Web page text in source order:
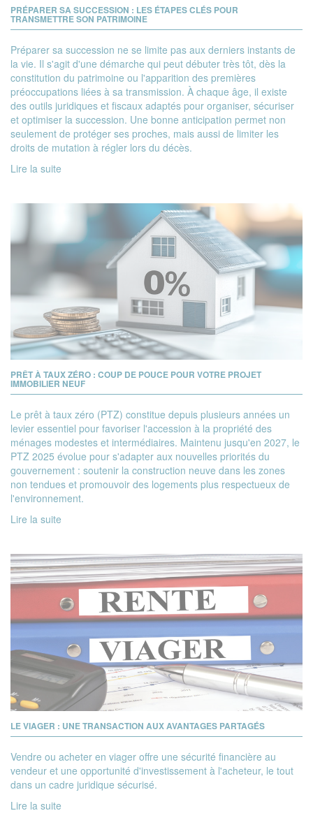
PRÉPARER SA SUCCESSION : LES ÉTAPES CLÉS POUR
TRANSMETTRE SON PATRIMOINE
Préparer sa succession ne se limite pas aux derniers instants de
la vie. Il s'agit d'une démarche qui peut débuter très tôt, dès la
constitution du patrimoine ou l'apparition des premières
préoccupations liées à sa transmission. À chaque âge, il existe
des outils juridiques et fiscaux adaptés pour organiser, sécuriser
et optimiser la succession. Une bonne anticipation permet non
seulement de protéger ses proches, mais aussi de limiter les
droits de mutation à régler lors du décès.
Lire la suite
PRÊT À TAUX ZÉRO : COUP DE POUCE POUR VOTRE PROJET
IMMOBILIER NEUF
Le prêt à taux zéro (PTZ) constitue depuis plusieurs années un
levier essentiel pour favoriser l'accession à la propriété des
ménages modestes et intermédiaires. Maintenu jusqu'en 2027, le
PTZ 2025 évolue pour s'adapter aux nouvelles priorités du
gouvernement : soutenir la construction neuve dans les zones
non tendues et promouvoir des logements plus respectueux de
l'environnement.
Lire la suite
LE VIAGER : UNE TRANSACTION AUX AVANTAGES PARTAGÉS
Vendre ou acheter en viager offre une sécurité financière au
vendeur et une opportunité d'investissement à l'acheteur, le tout
dans un cadre juridique sécurisé.
Lire la suite